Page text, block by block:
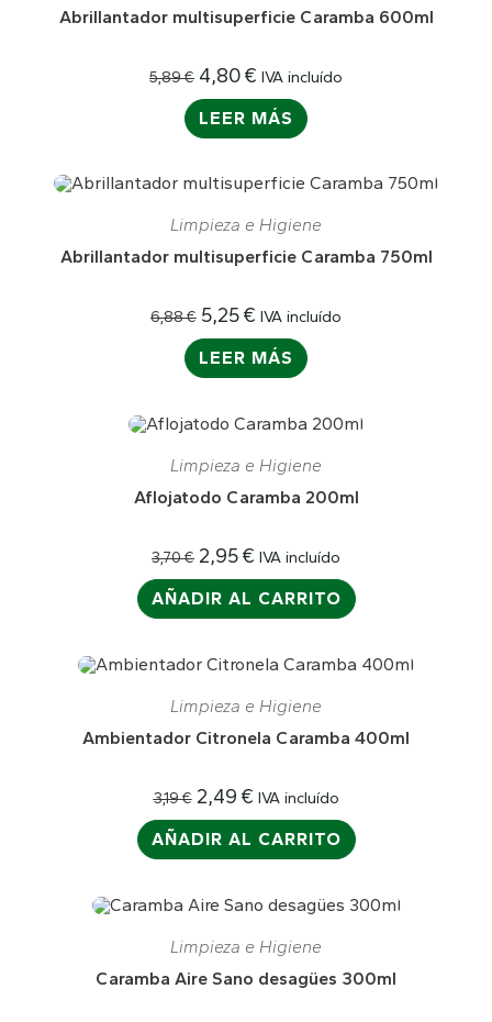
Abrillantador multisuperficie Caramba 600ml
5,89€ El
precio
original
era:
5,89 €.
4,80€ El
precio
actual
es:
4,80 €.
IVA incluído
LEER MÁS
Limpieza e Higiene
Abrillantador multisuperficie Caramba 750ml
6,88€ El
precio
original
era:
6,88 €.
5,25€ El
precio
actual
es:
5,25 €.
IVA incluído
LEER MÁS
Limpieza e Higiene
Aflojatodo Caramba 200ml
3,70€ El
precio
original
era:
2,95€ El
precio
actual
es:
IVA incluído
AÑADIR AL CARRITO
Limpieza e Higiene
Ambientador Citronela Caramba 400ml
3,19€ El
precio
original
era:
2,49 €El
precio
actual
es:
IVA incluído
AÑADIR AL CARRITO
Limpieza e Higiene
Caramba Aire Sano desagües 300ml